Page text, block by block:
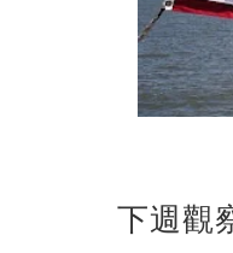
下週觀